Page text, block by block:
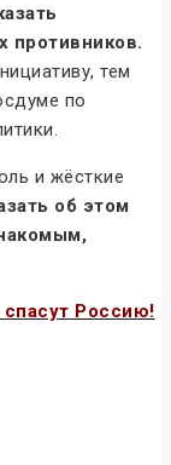
противников.
тем
по
и жёсткие
об этом
Россию!